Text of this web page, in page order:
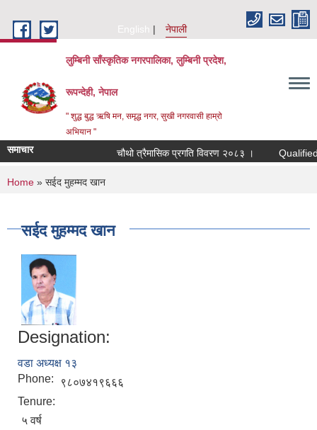
English
नेपाली
लुम्बिनी साँस्कृतिक नगरपालिका, लुम्बिनी प्रदेश,
रूपन्देही, नेपाल
" शुद्ध बुद्ध ऋषि मन, समृद्ध नगर, सुखी नगरवासी हाम्रो
अभियान "
समाचार चौथो त्रैमासिक प्रगति विवरण २०८३ । Qualified
You are here
Home » सईद मुहम्मद खान
सईद मुहम्मद खान
Designation:
वडा अध्यक्ष १३
Phone:
९८०७४१९६६६
Tenure:
५ वर्ष